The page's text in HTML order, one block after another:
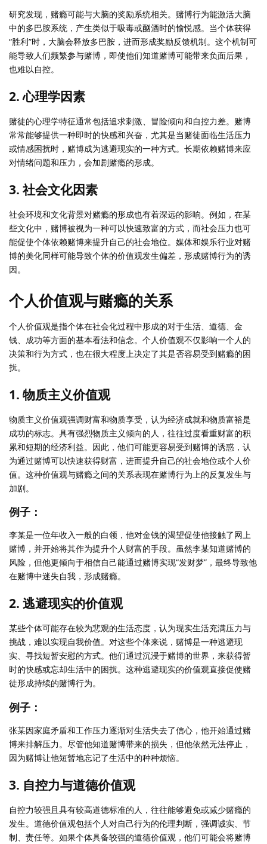
研究发现，赌瘾可能与大脑的奖励系统相关。赌博行为能激活大脑
中的多巴胺系统，产生类似于吸毒或酗酒时的愉悦感。当个体获得
“胜利”时，大脑会释放多巴胺，进而形成奖励反馈机制。这个机制可
能导致人们频繁参与赌博，即使他们知道赌博可能带来负面后果，
也难以自控。
2. 心理学因素
赌徒的心理学特征通常包括追求刺激、冒险倾向和自控力差。赌博
常常能够提供一种即时的快感和兴奋，尤其是当赌徒面临生活压力
或情感困扰时，赌博成为逃避现实的一种方式。长期依赖赌博来应
对情绪问题和压力，会加剧赌瘾的形成。
3. 社会文化因素
社会环境和文化背景对赌瘾的形成也有着深远的影响。例如，在某
些文化中，赌博被视为一种可以快速致富的方式，而社会压力也可
能促使个体依赖赌博来提升自己的社会地位。媒体和娱乐行业对赌
博的美化同样可能导致个体的价值观发生偏差，形成赌博行为的诱
因。
个人价值观与赌瘾的关系
个人价值观是指个体在社会化过程中形成的对于生活、道德、金
钱、成功等方面的基本看法和信念。个人价值观不仅影响一个人的
决策和行为方式，也在很大程度上决定了其是否容易受到赌瘾的困
扰。
1. 物质主义价值观
物质主义价值观强调财富和物质享受，认为经济成就和物质富裕是
成功的标志。具有强烈物质主义倾向的人，往往过度看重财富的积
累和短期的经济利益。因此，他们可能更容易受到赌博的诱惑，认
为通过赌博可以快速获得财富，进而提升自己的社会地位或个人价
值。这种价值观与赌瘾之间的关系表现在赌博行为上的反复发生与
加剧。
例子：
李某是一位年收入一般的白领，他对金钱的渴望促使他接触了网上
赌博，并开始将其作为提升个人财富的手段。虽然李某知道赌博的
风险，但他更倾向于相信自己能通过赌博实现“发财梦”，最终导致他
在赌博中迷失自我，形成赌瘾。
2. 逃避现实的价值观
某些个体可能存在较为悲观的生活态度，认为现实生活充满压力与
挑战，难以实现自我价值。对这些个体来说，赌博是一种逃避现
实、寻找短暂安慰的方式。他们通过沉浸于赌博的世界，来获得暂
时的快感或忘却生活中的困扰。这种逃避现实的价值观直接促使赌
徒形成持续的赌博行为。
例子：
张某因家庭矛盾和工作压力逐渐对生活失去了信心，他开始通过赌
博来排解压力。尽管他知道赌博带来的损失，但他依然无法停止，
因为赌博让他短暂地忘记了生活中的种种烦恼。
3. 自控力与道德价值观
自控力较强且具有较高道德标准的人，往往能够避免或减少赌瘾的
发生。道德价值观包括个人对自己行为的伦理判断，强调诚实、节
制、责任等。如果个体具备较强的道德价值观，他们可能会将赌博